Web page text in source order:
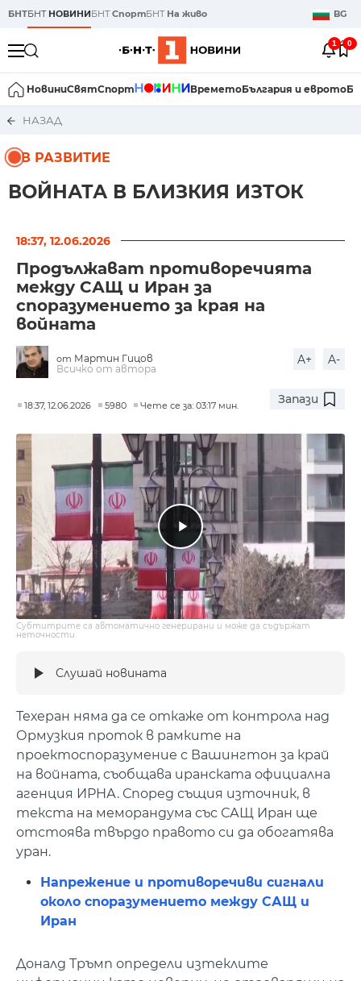
БНТБНТ НОВИНИБНТСпортБНТ На живо BG
1 0
НовиниСвятСпорт ВреметоБългария и еврото
НАЗАД
В РАЗВИТИЕ
ВОЙНАТА В БЛИЗКИЯ ИЗТОК
18:37, 12.06.2026
Продължават противоречията
между САЩ и Иран за
споразумението за края на
войната
от Мартин Гицов
Всичко от автора
A+ A-
18:37, 12.06.2026 5980 Чете се за: 03:17 мин. Запази
Субтитрите са автоматично генерирани и може да съдържат
неточности.
Слушай новината
Техеран няма да се откаже от контрола над
Ормузкия проток в рамките на
проектоспоразумение с Вашингтон за край
на войната, съобщава иранската официална
агенция ИРНА. Според същия източник, в
текста на меморандума със САЩ Иран ще
отстоява твърдо правото си да обогатява
уран.
Напрежение и противоречиви сигнали
около споразумението между САЩ и
Иран
Доналд Тръмп определи изтеклите